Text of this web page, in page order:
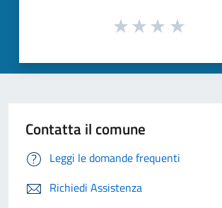
Contatta il comune
Leggi le domande frequenti
Richiedi Assistenza